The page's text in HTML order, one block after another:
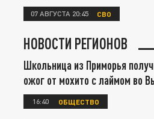
07 АВГУСТА 20:45 СВО
НОВОСТИ РЕГИОНОВ
Школьница из Приморья
ожог от мохито с лаймом во
16:40 ОБЩЕСТВО